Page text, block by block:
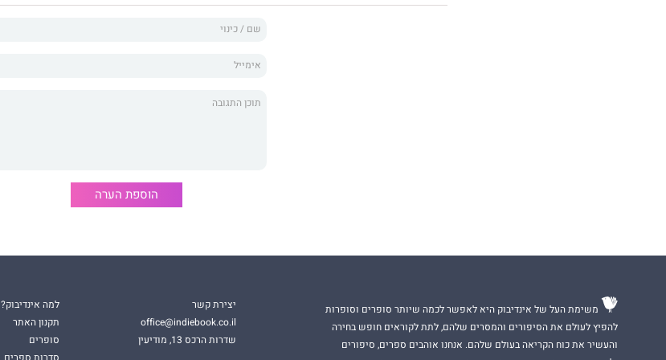
אני יורש האימפריה של ארגון B6, ואף אחד לא יעמוד בדרכי אל מעמד הקרליגו, גם
שאני צריך לשמור קרוב לחזה. מהר מאוד אני מבין שיש לי עסק עם פרפר מיוחד,
בין כאב לאהבה, בין חברות לבגידה ובין חיים לאבדון, הם ימצאו את עצמם נלחמים
הוספת הערה
משימת העל של אינדיבוק היא לאפשר לכמה שיותר סופרים וסופרות
להפיץ לעולם את הסיפורים והמסרים שלהם, לתת לקוראים חופש בחירה
והעשיר את כוח הקריאה בעולם שלהם. אנחנו אוהבים ספרים, סיפורים
יצירת קשר
office@indiebook.co.il
שדרות הרכס 13, מודיעין
למה אינדיבוק?
תקנון האתר
סופרים